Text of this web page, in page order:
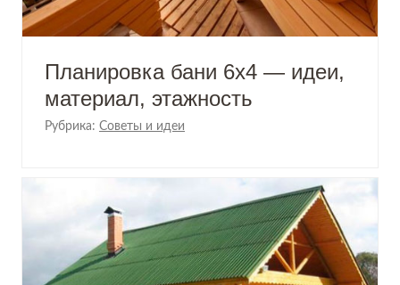
Планировка бани 6х4 — идеи,
материал, этажность
Рубрика: Советы и идеи